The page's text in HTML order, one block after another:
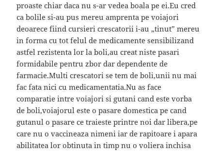
proaste chiar daca nu s-ar vedea boala pe ei.Eu cred
ca bolile si-au pus mereu amprenta pe voiajori
deoarece fiind cursieri crescatorii i-au „tinut” mereu
in forma cu tot felul de medicamente sensibilizand
astfel rezistenta lor la boli,au creat niste pasari
formidabile pentru zbor dar dependente de
farmacie.Multi crescatori se tem de boli,unii nu mai
fac fata nici cu medicamentatia.Nu as face
comparatie intre voiajori si gutani cand este vorba
de boli,voiajorul este o pasare domestica pe cand
gutanul o pasare ce traieste printre noi dar libera,pe
care nu o vaccineaza nimeni iar de rapitoare i apara
abilitatea lor obtinuta in timp nu o voliera inchisa